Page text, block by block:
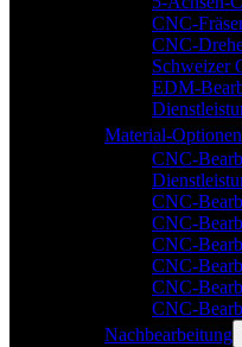
CNC-
CNC-
Schweizer
EDM-
Material-Optionen
CNC-
CNC-
CNC-
CNC-
CNC-
CNC-
CNC-
Nachbearbeitung